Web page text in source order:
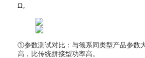
Ω。
①参数测试对比：与德系同类型产品参数
高，比传统拼接型功率高。